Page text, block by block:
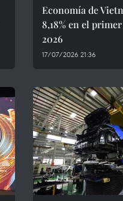
Economía de
8,18% en el
2026
17/07/2026 21:36